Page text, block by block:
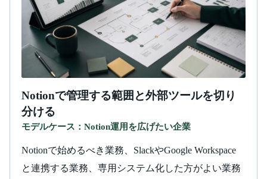
Notionで管理する範囲と外部ツールを切り
分ける
モデルケース：Notion運用を広げたい企業
Notionで始めるべき業務、SlackやGoogle Workspace
と連携する業務、専用システム化した方がよい業務